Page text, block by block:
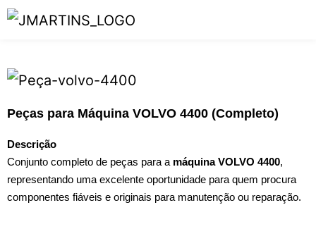
Peças para Máquina VOLVO 4400 (Completo)
Descrição
Conjunto completo de peças para a máquina VOLVO 4400,
representando uma excelente oportunidade para quem procura
componentes fiáveis e originais para manutenção ou reparação.